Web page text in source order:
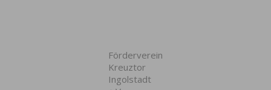
Förderverein
Kreuztor
Ingolstadt